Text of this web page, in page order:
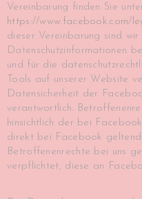
Vereinbarung finden Sie
https://www.facebook.com/
dieser Vereinbarung sind
Datenschutzinformationen
und für die
Tools auf unserer Website
Datensicherheit der
verantwortlich.
hinsichtlich der bei
direkt bei Facebook geltend
Betroffenenrechte bei uns
verpflichtet, diese an